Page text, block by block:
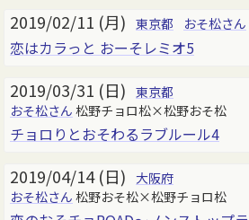
2019/02/11 (月) 東京都 おそ松さん
恋はカラっと おーそレミオ5
2019/03/31 (日) 東京都
おそ松さん 松野チョロ松×松野おそ松
チョロりとおそわるラブルール4
2019/04/14 (日) 大阪府
おそ松さん 松野おそ松×松野チョロ松